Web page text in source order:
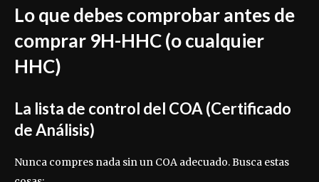
Lo que debes comprobar antes de
comprar 9H-HHC (o cualquier
HHC)
La lista de control del COA (Certificado
de Análisis)
Nunca compres nada sin un COA adecuado. Busca estas